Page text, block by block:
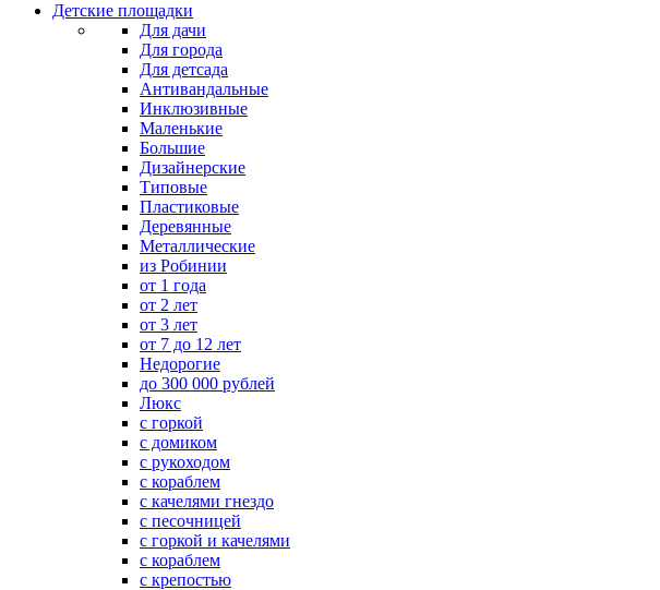
Детские площадки
Для дачи
Для города
Для детсада
Антивандальные
Инклюзивные
Маленькие
Большие
Дизайнерские
Типовые
Пластиковые
Деревянные
Металлические
из Робинии
от 1 года
от 2 лет
от 3 лет
от 7 до 12 лет
Недорогие
до 300 000 рублей
Люкс
с горкой
с домиком
с рукоходом
с кораблем
с качелями гнездо
с песочницей
с горкой и качелями
с кораблем
с крепостью